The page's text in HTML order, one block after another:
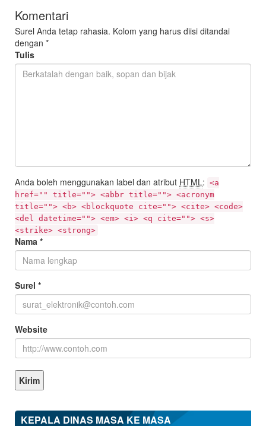
Komentari
Surel Anda tetap rahasia. Kolom yang harus diisi ditandai
dengan *
Tulis
Anda boleh menggunakan label dan atribut HTML: <a
href="" title=""> <abbr title=""> <acronym
title=""> <b> <blockquote cite=""> <cite> <code>
<del datetime=""> <em> <i> <q cite=""> <s>
<strike> <strong>
Nama *
Surel *
Website
KEPALA DINAS MASA KE MASA